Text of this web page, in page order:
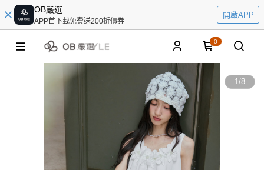
OB嚴選
APP首下載免費送200折價券
開啟APP
0
1/8